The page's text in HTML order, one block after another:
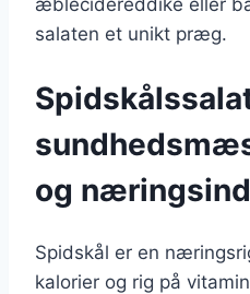
æblecidereddike eller
salaten et unikt præg.
og
Spidskål er en
kalorier og rig på